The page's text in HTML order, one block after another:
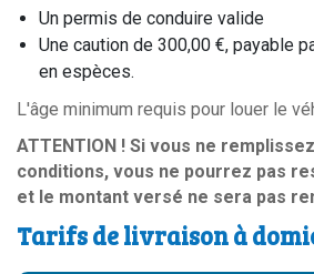
Un permis de conduire valide
Une caution de 300,00 €, payable
en espèces.
L'âge minimum requis pour louer le
ATTENTION ! Si vous ne
conditions, vous ne pourrez pas
et le montant versé ne sera pas
Tarifs de livraison à